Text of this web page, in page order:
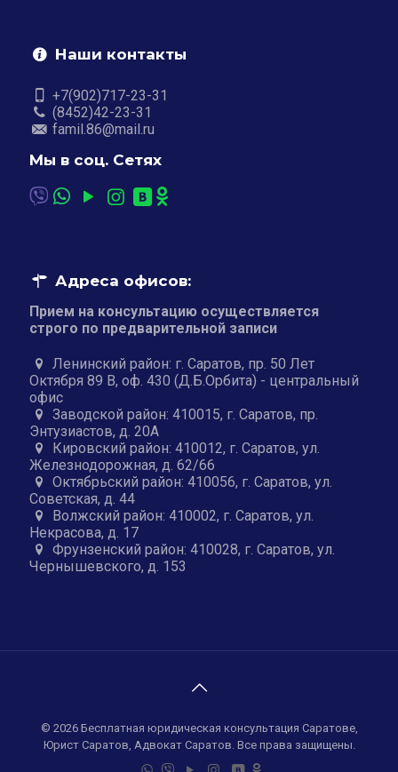
Наши контакты
+7(902)717-23-31
(8452)42-23-31
famil.86@mail.ru
Мы в соц. Сетях
Адреса офисов:
Прием на консультацию осуществляется
строго по предварительной записи
Ленинский район: г. Саратов, пр. 50 Лет
Октября 89 В, оф. 430 (Д.Б.Орбита) - центральный
офис
Заводской район: 410015, г. Саратов, пр.
Энтузиастов, д. 20А
Кировский район: 410012, г. Саратов, ул.
Железнодорожная, д. 62/66
Октябрьский район: 410056, г. Саратов, ул.
Советская, д. 44
Волжский район: 410002, г. Саратов, ул.
Некрасова, д. 17
Фрунзенский район: 410028, г. Саратов, ул.
Чернышевского, д. 153
© 2026 Бесплатная юридическая консультация Саратове,
Юрист Саратов, Адвокат Саратов. Все права защищены.